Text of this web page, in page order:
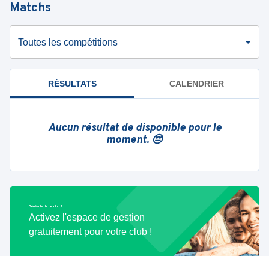
Matchs
Toutes les compétitions
RÉSULTATS CALENDRIER
Aucun résultat de disponible pour le
moment. 😔
Bénévole de ce club ?
Activez l'espace de gestion
gratuitement pour votre club !